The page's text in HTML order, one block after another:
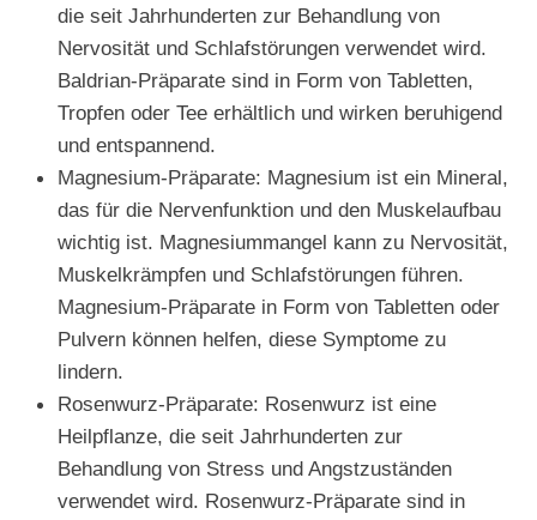
die seit Jahrhunderten zur Behandlung von
Nervosität und Schlafstörungen verwendet wird.
Baldrian-Präparate sind in Form von Tabletten,
Tropfen oder Tee erhältlich und wirken beruhigend
und entspannend.
Magnesium-Präparate: Magnesium ist ein Mineral,
das für die Nervenfunktion und den Muskelaufbau
wichtig ist. Magnesiummangel kann zu Nervosität,
Muskelkrämpfen und Schlafstörungen führen.
Magnesium-Präparate in Form von Tabletten oder
Pulvern können helfen, diese Symptome zu
lindern.
Rosenwurz-Präparate: Rosenwurz ist eine
Heilpflanze, die seit Jahrhunderten zur
Behandlung von Stress und Angstzuständen
verwendet wird. Rosenwurz-Präparate sind in